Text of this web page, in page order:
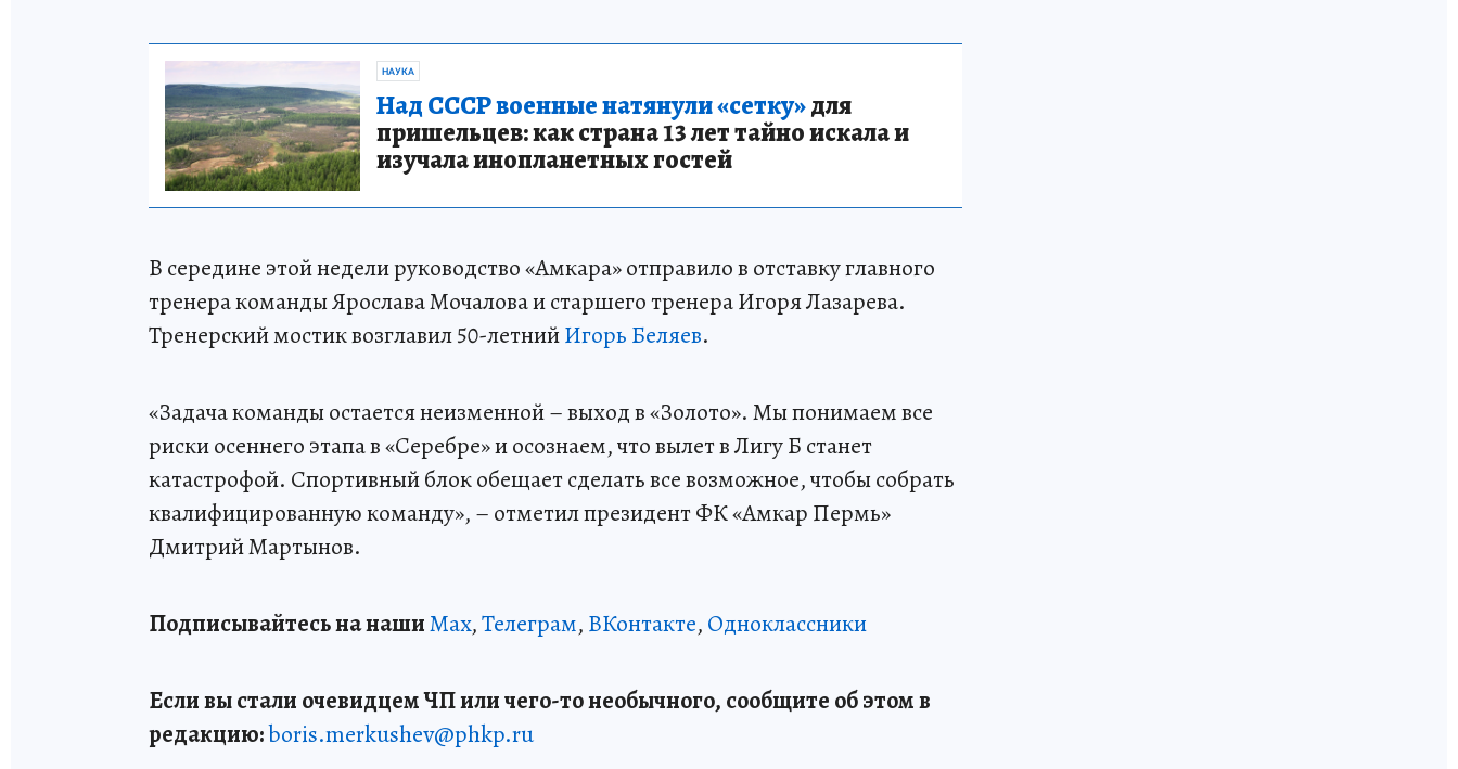
НАУКА
Над СССР военные натянули «сетку»для
пришельцев: как страна 13 лет тайно искала и
изучала инопланетных гостей
В середине этой недели руководство «Амкара» отправило в отставку главного
тренера команды Ярослава Мочалова и старшего тренера Игоря Лазарева.
Тренерский мостик возглавил 50-летнийИгорь Беляев.
«Задача команды остается неизменной – выход в «Золото». Мы понимаем все
риски осеннего этапа в «Серебре» и осознаем, что вылет в Лигу Б станет
катастрофой. Спортивный блок обещает сделать все возможное, чтобы собрать
квалифицированную команду», – отметил президент ФК «Амкар Пермь»
Дмитрий Мартынов.
Подписывайтесь на нашиMax,Телеграм, ВКонтакте, Одноклассники
Если вы стали очевидцем ЧП или чего-то необычного, сообщите об этом в
редакцию:boris.merkushev@phkp.ru